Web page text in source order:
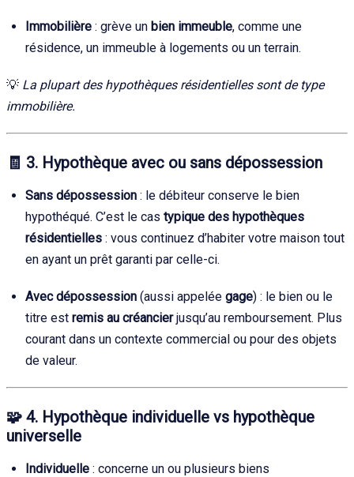
Immobilière : grève un bien immeuble, comme une
résidence, un immeuble à logements ou un terrain.
💡 La plupart des hypothèques résidentielles sont de type
immobilière.
🧾 3. Hypothèque avec ou sans dépossession
Sans dépossession : le débiteur conserve le bien
hypothéqué. C’est le cas typique des hypothèques
résidentielles : vous continuez d’habiter votre maison tout
en ayant un prêt garanti par celle-ci.
Avec dépossession (aussi appelée gage) : le bien ou le
titre est remis au créancierjusqu’au remboursement. Plus
courant dans un contexte commercial ou pour des objets
de valeur.
🧩 4. Hypothèque individuelle vs hypothèque
universelle
Individuelle : concerne un ou plusieurs biens